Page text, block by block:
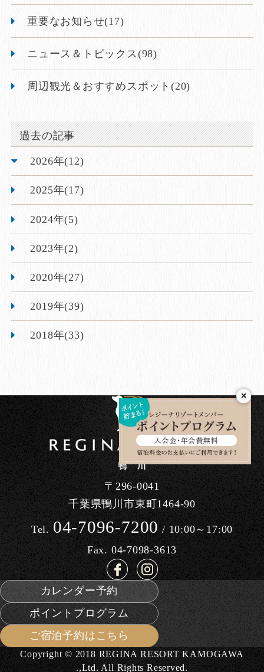
重要なお知らせ(17)
ニュース＆トピックス(98)
周辺観光＆おすすめスポット(20)
過去の記事
2026年(12)
2025年(17)
2024年(5)
2023年(2)
2020年(27)
2019年(39)
2018年(33)
〒296-0041
千葉県鴨川市東町1464-90
Tel.04-7096-7200/ 10:00～17:00
Fax. 04-7098-3613
カレンダー予約
ポイントプログラム
ご宿泊予約はこちら
Copyright © 2018 REGINA RESORT KAMOGAWA
.,Ltd. All Rights Reserved.
×